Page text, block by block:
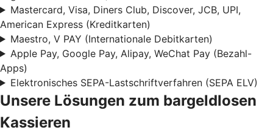
Mastercard, Visa, Diners Club, Discover, JCB, UPI,
American Express (Kreditkarten)
Maestro, V PAY (Internationale Debitkarten)
Apple Pay, Google Pay, Alipay, WeChat Pay (Bezahl-
Apps)
Elektronisches SEPA-Lastschriftverfahren (SEPA ELV)
Unsere Lösungen zum bargeldlosen
Kassieren